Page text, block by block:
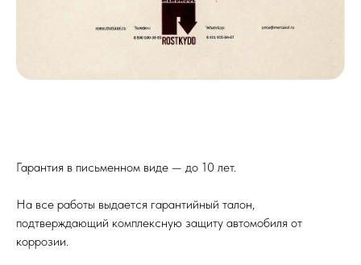
Гарантия в письменном виде — до 10 лет.
На все работы выдается гарантийный талон,
подтверждающий комплексную защиту автомобиля от
коррозии.